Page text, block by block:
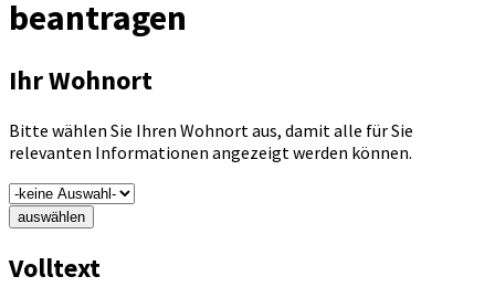
beantragen
Ihr Wohnort
Bitte wählen Sie Ihren Wohnort aus, damit alle für Sie
relevanten Informationen angezeigt werden können.
auswählen
Volltext